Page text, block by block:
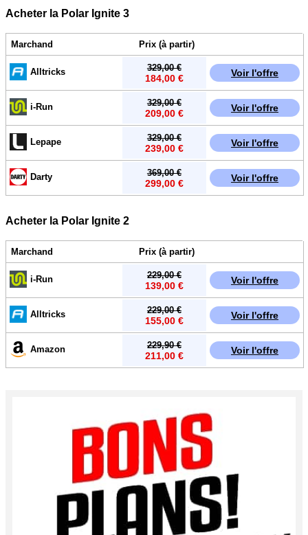
Acheter la Polar Ignite 3
Marchand Prix (à partir)
Alltricks Voir l'offre
329,00 €
184,00 €
i-Run Voir l'offre
329,00 €
209,00 €
Lepape Voir l'offre
329,00 €
239,00 €
Darty Voir l'offre
369,00 €
299,00 €
Acheter la Polar Ignite 2
Marchand Prix (à partir)
i-Run Voir l'offre
229,00 €
139,00 €
Alltricks Voir l'offre
229,00 €
155,00 €
Amazon Voir l'offre
229,90 €
211,00 €